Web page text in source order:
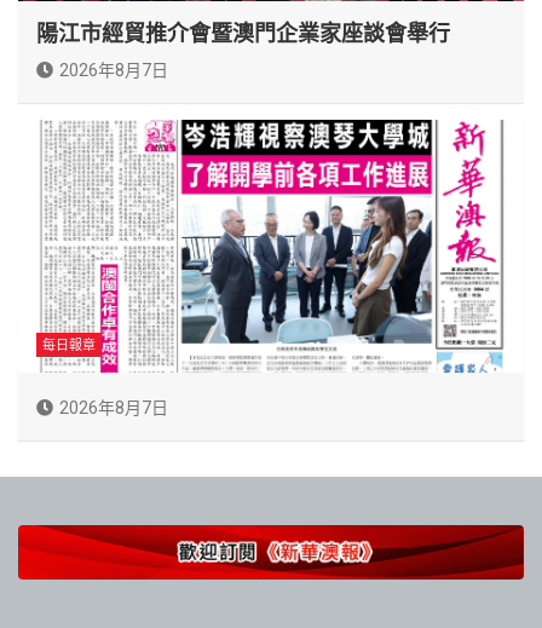
陽江市經貿推介會暨澳門企業家座談會舉行
2026年8月7日
每日報章
2026年8月7日